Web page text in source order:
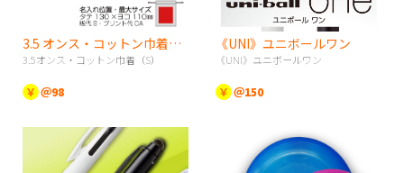
3.5 オンス・コットン巾着（S）
3.5オンス・コットン巾着（S）
￥ ＠98
《UNI》ユニボールワン
《UNI》ユニボールワン
￥ ＠150